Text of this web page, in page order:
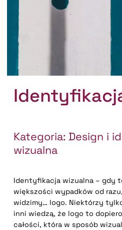
Kategoria: Design i
wizualna
Identyfikacja wizualna – gdy
większości wypadków od
widzimy… logo. Niektórzy
inni wiedzą, że logo to
całości, która w sposób